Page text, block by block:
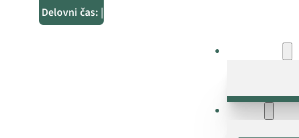
Delovni čas: Po dogovoru